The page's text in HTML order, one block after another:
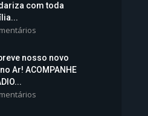
Sheila Lemos
nesta...
de exibição
com toda
nosso novo
Ar! ACOMPANHE